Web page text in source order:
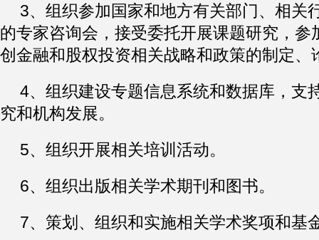
3、组织参加国家和地方有关部门、相关
的专家咨询会，接受委托开展课题研究，参
创金融和股权投资相关战略和政策的制定、
4、组织建设专题信息系统和数据库，支
究和机构发展。
5、组织开展相关培训活动。
6、组织出版相关学术期刊和图书。
7、策划、组织和实施相关学术奖项和基